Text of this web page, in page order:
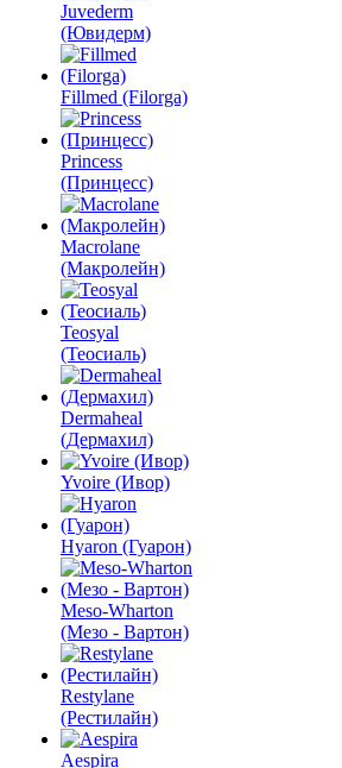
Juvederm
(Ювидерм)
Fillmed (Filorga)
Princess
(Принцесс)
Macrolane
(Макролейн)
Teosyal
(Теосиаль)
Dermaheal
(Дермахил)
Yvoire (Ивор)
Hyaron (Гуарон)
Meso-Wharton
(Мезо - Вартон)
Restylane
(Рестилайн)
Aespira